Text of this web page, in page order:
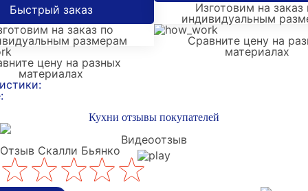
Быстрый заказ
на заказ по
размерам
цену на разных
материалах
Изготовим на заказ
индивидуальным
Сравните цену на
материалах
Кухни отзывы покупателей
Видеоотзыв
Отзыв Скалли Бьянко